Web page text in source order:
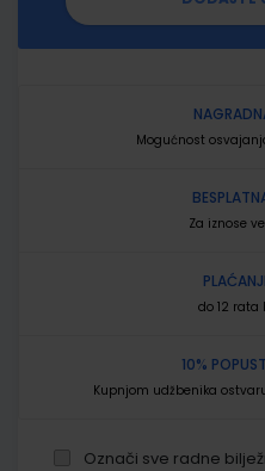
Mogućnost
Za iznose
do 12 rata
10%
Kupnjom udžbenika
Označi sve radne